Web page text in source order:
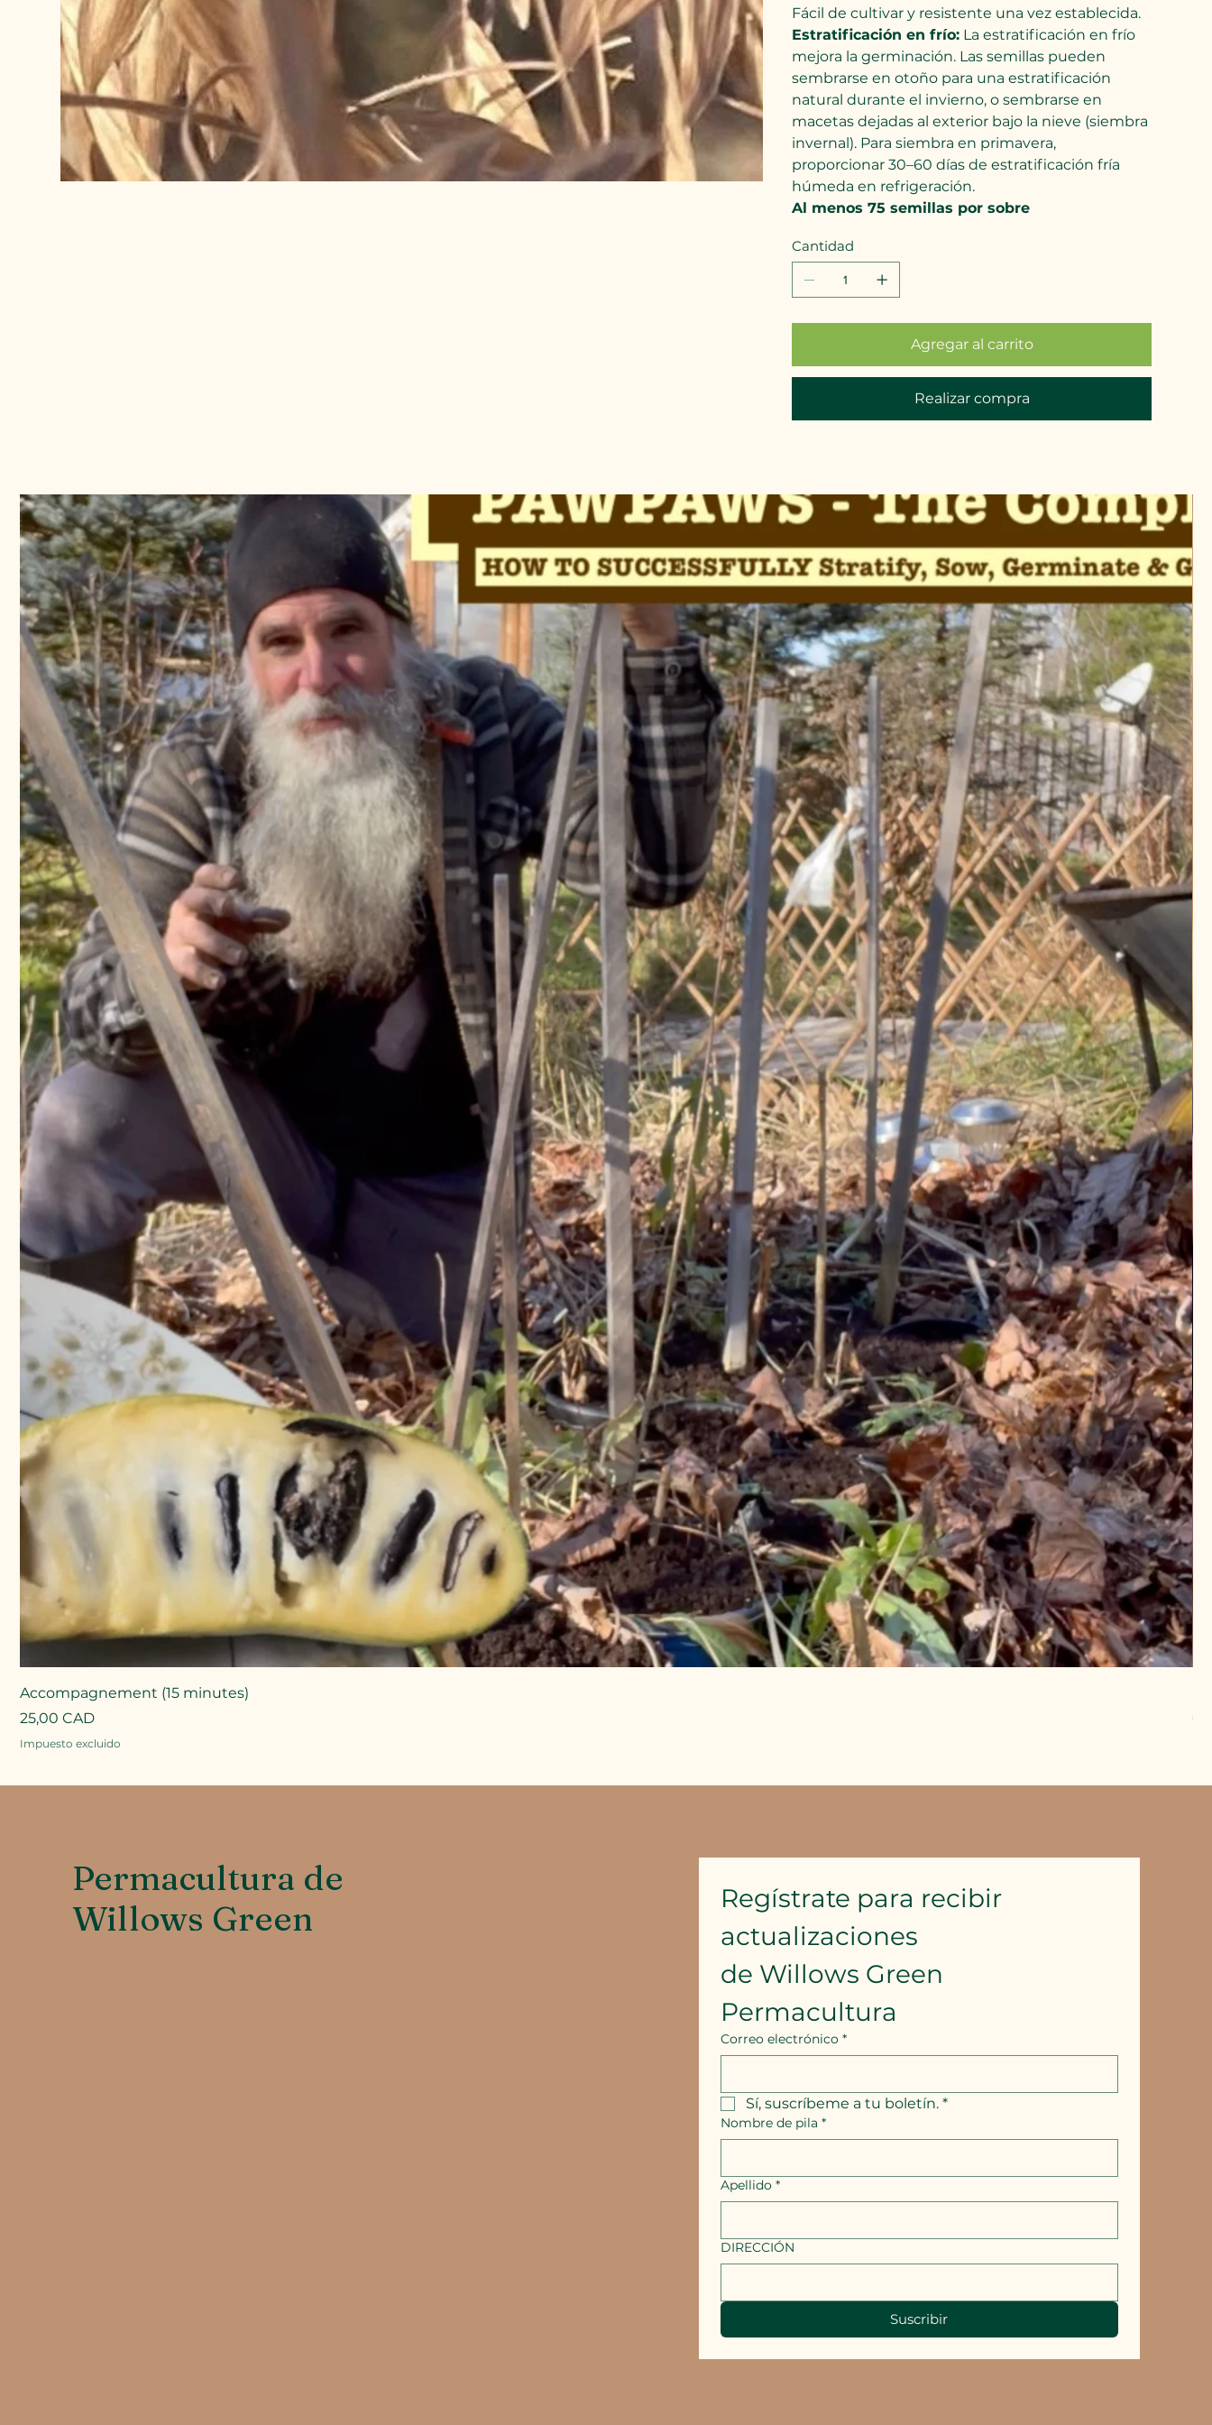
Fácil de cultivar y resistente una vez establecida.
Estratificación en frío:La estratificación en frío
mejora la germinación. Las semillas pueden
sembrarse en otoño para una estratificación
natural durante el invierno, o sembrarse en
macetas dejadas al exterior bajo la nieve (siembra
invernal). Para siembra en primavera,
proporcionar 30–60 días de estratificación fría
húmeda en refrigeración.
Al menos 75 semillas por sobre
Cantidad
Agregar al carrito
Realizar compra
Accompagnement (15 minutes)
Precio
25,00 CAD
Impuesto excluido
Permacultura de
Willows Green
Regístrate para recibir
actualizaciones
de Willows Green
Permacultura
Correo electrónico *
Sí, suscríbeme a tu boletín. *
Nombre de pila *
Apellido *
DIRECCIÓN
Suscribir